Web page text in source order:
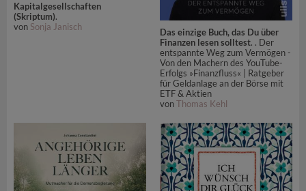
Kapitalgesellschaften
(Skriptum).
von Sonja Janisch
Das einzige Buch, das Du über
Finanzen lesen solltest. . Der
entspannte Weg zum Vermögen -
Von den Machern des YouTube-
Erfolgs »Finanzfluss« | Ratgeber
für Geldanlage an der Börse mit
ETF & Aktien
vonThomas Kehl